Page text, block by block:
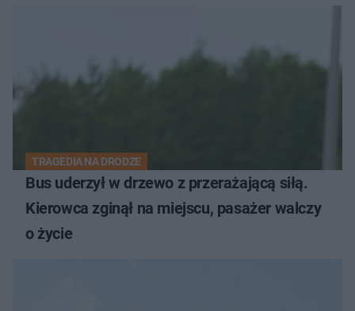
TRAGEDIA NA DRODZE
Bus uderzył w drzewo z przerażającą siłą.
Kierowca zginął na miejscu, pasażer walczy
o życie